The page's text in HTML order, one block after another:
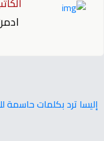
إليسا ترد بكلمات حاسمة